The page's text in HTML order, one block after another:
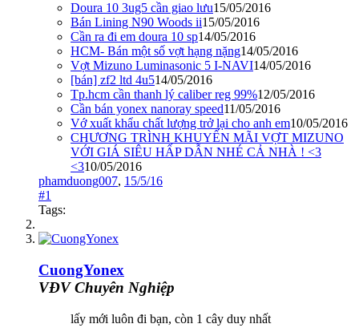
Doura 10 3ug5 cần giao lưu15/05/2016
Bán Lining N90 Woods ii15/05/2016
Cần ra đi em doura 10 sp14/05/2016
HCM- Bán một số vợt hạng nặng14/05/2016
Vợt Mizuno Luminasonic 5 I-NAVI14/05/2016
[bán] zf2 ltd 4u514/05/2016
Tp.hcm cần thanh lý caliber reg 99%12/05/2016
Cần bán yonex nanoray speed11/05/2016
Vớ xuất khẩu chất lượng trở lại cho anh em10/05/2016
CHƯƠNG TRÌNH KHUYẾN MÃI VỢT MIZUNO
VỚI GIÁ SIÊU HẤP DẪN NHÉ CẢ NHÀ ! <3
<310/05/2016
phamduong007, 15/5/16
#1
Tags:
CuongYonex
VĐV Chuyên Nghiệp
lấy mới luôn đi bạn, còn 1 cây duy nhất